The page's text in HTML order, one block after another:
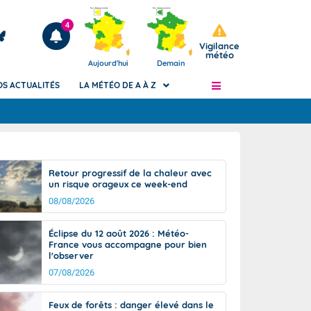
Articles
4
Aujourd'hui Demain
Vigilance
météo
de
Phénomènes dangereux de J+2 à J+7
Avertissement pluies intenses à l'échelle
des communes (Apic)
Bulletins Marine
Bulletins d'estimation du risque
d'avalanche
Météo des forêts
Vigicrues
ACTUALITÉS LA MÉTÉO DE A À Z
Retour progressif de la chaleur avec
un risque orageux ce week-end
08/08/2026
Éclipse du 12 août 2026 : Météo-
France vous accompagne pour bien
l'observer
07/08/2026
Feux de forêts : danger élevé dans le